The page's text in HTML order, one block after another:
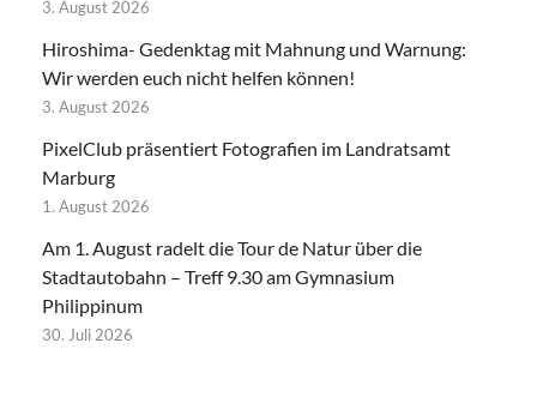
3. August 2026
Hiroshima- Gedenktag mit Mahnung und Warnung:
Wir werden euch nicht helfen können!
3. August 2026
PixelClub präsentiert Fotografien im Landratsamt
Marburg
1. August 2026
Am 1. August radelt die Tour de Natur über die
Stadtautobahn – Treff 9.30 am Gymnasium
Philippinum
30. Juli 2026